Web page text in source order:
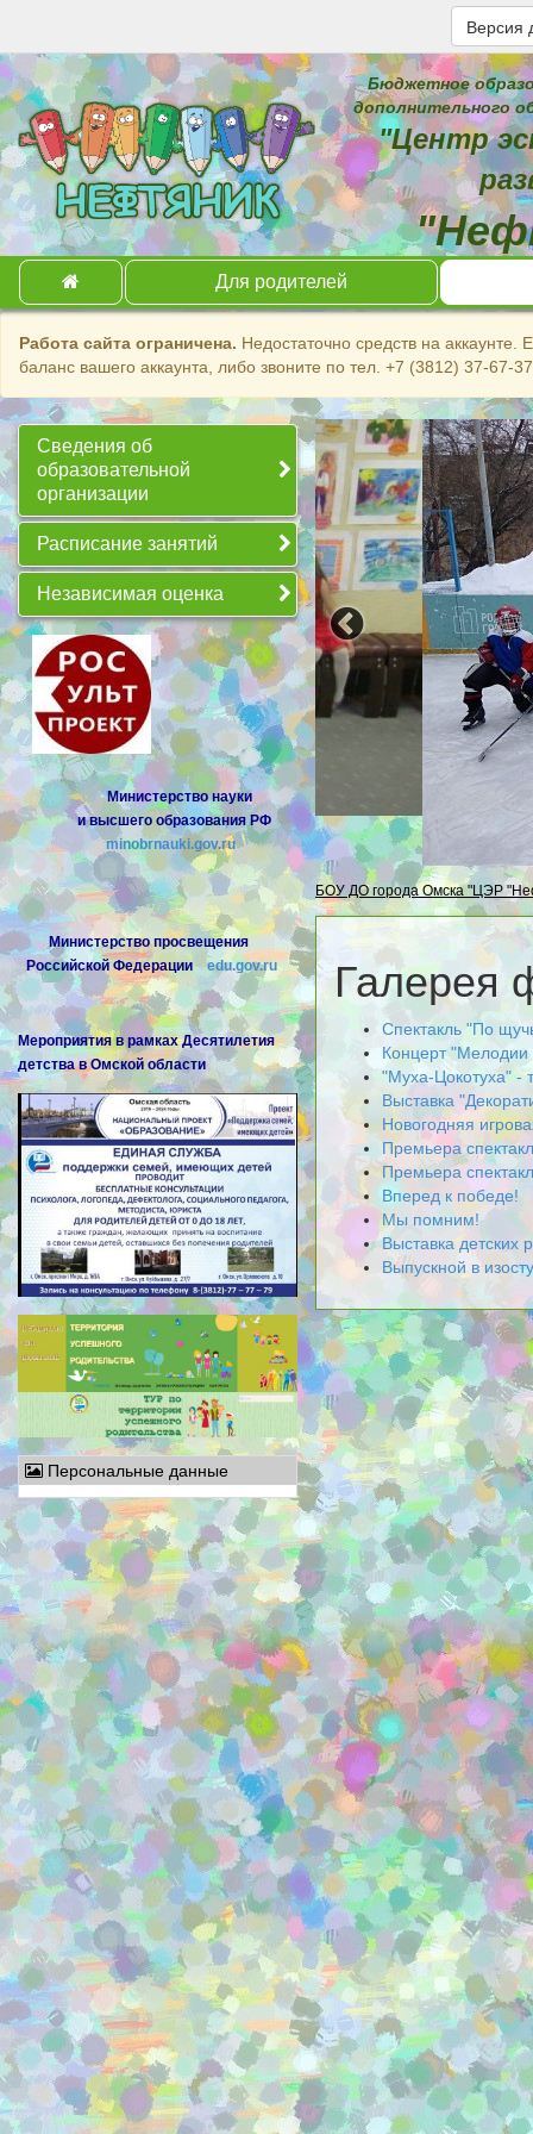
Версия
Бюджетное
дополнительного
"Центр
Для родителей
Работа сайта ограничена. Недостаточно средств на
баланс вашего аккаунта, либо звоните по тел. +7 (3812) 37-67-
Сведения об
образовательной
организации
Расписание занятий
Независимая оценка
Министерство науки
и высшего образования РФ
minobrnauki.gov.ru
Министерство просвещения
Российской Федерации edu.gov.ru
Мероприятия в рамках Десятилетия
детства в Омской области
Персональные данные
БОУ ДО города Омска "ЦЭР
Галерея
Спектакль "По
Концерт "Мелодии
"Муха-Цокотуха" -
Выставка
Новогодняя
Премьера
Премьера
Вперед к победе!
Мы помним!
Выставка
Выпускной в